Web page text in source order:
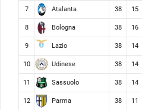
7 Atalanta 38 15
8 Bologna 38 16
9 Lazio 38 14
10 Udinese 38 14
11 Sassuolo 38 14
12 Parma 38 11